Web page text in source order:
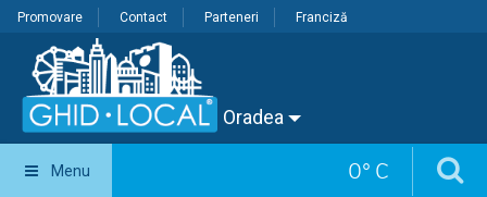
Promovare Contact Parteneri Franciză
Oradea
0° C
Menu